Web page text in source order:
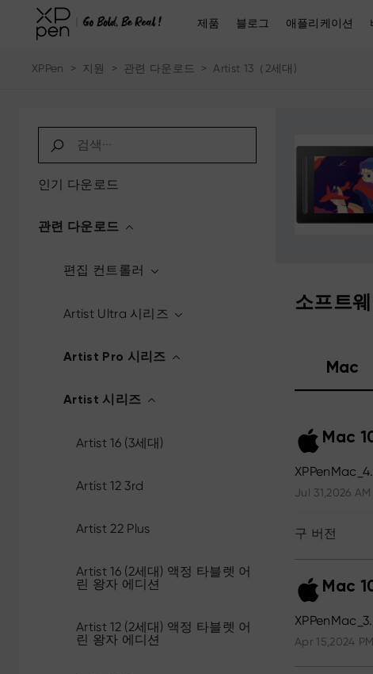
제품 블로그 애플리케이션
XPPen > 지원 > 관련 다운로드 > Artist 13（2세대)
인기 다운로드
관련 다운로드
편집 컨트롤러
Artist Ultra 시리즈
Artist Pro 시리즈
Artist 시리즈
Artist 16 (3세대)
Artist 12 3rd
Artist 22 Plus
Artist 16 (2세대) 액정 타블렛 어
린 왕자 에디션
Artist 12 (2세대) 액정 타블렛 어
린 왕자 에디션
소프트
Mac
Mac
Jul 31,2026 AM
구 버전
Mac
Apr 15,2024